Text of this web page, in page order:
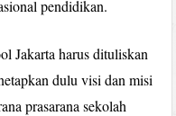
pendidikan.
Jakarta harus dituliskan
dulu visi dan misi
prasarana sekolah